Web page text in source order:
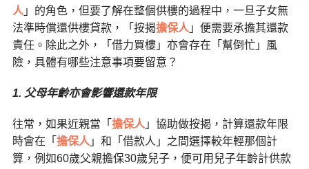
人 」的角色，但要了解在整個供樓的過程中，一旦子女無
法準時償還供樓貸款，「按揭擔保人 」便需要承擔其還款
責任。除此之外，「借力買樓」亦會存在「幫倒忙」風
險，具體有哪些注意事項要留意？
1. 父母年齡亦會影響還款年限
往常，如果近親當「 擔保人 」協助做按揭，計算還款年限
時會在「 擔保人 」和「借款人」之間選擇較年輕那個計
算，例如60歲父親擔保30歲兒子，便可用兒子年齡計供款